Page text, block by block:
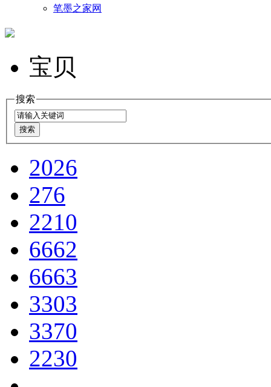
笔墨之家网
宝贝
搜索
2026
276
2210
6662
6663
3303
3370
2230